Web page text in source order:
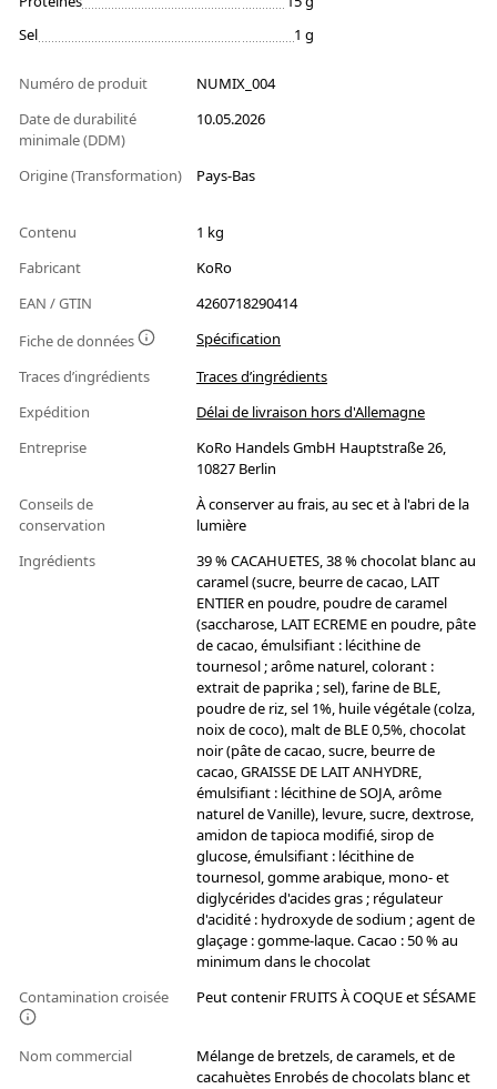
Sel
1 g
Numéro de produit
NUMIX_004
Date de durabilité
minimale (DDM)
10.05.2026
Origine (Transformation) Pays-Bas
Contenu
1 kg
Fabricant
KoRo
EAN / GTIN
4260718290414
Fiche de données
Spécification
Traces d’ingrédients
Traces d’ingrédients
Expédition
Délai de livraison hors d'Allemagne
Entreprise
KoRo Handels GmbH Hauptstraße 26,
10827 Berlin
Conseils de
conservation
À conserver au frais, au sec et à l'abri de la
lumière
Ingrédients
39 % CACAHUETES, 38 % chocolat blanc au
caramel (sucre, beurre de cacao, LAIT
ENTIER en poudre, poudre de caramel
(saccharose, LAIT ECREME en poudre, pâte
de cacao, émulsifiant : lécithine de
tournesol ; arôme naturel, colorant :
extrait de paprika ; sel), farine de BLE,
poudre de riz, sel 1%, huile végétale (colza,
noix de coco), malt de BLE 0,5%, chocolat
noir (pâte de cacao, sucre, beurre de
cacao, GRAISSE DE LAIT ANHYDRE,
émulsifiant : lécithine de SOJA, arôme
naturel de Vanille), levure, sucre, dextrose,
amidon de tapioca modifié, sirop de
glucose, émulsifiant : lécithine de
tournesol, gomme arabique, mono- et
diglycérides d'acides gras ; régulateur
d'acidité : hydroxyde de sodium ; agent de
glaçage : gomme-laque. Cacao : 50 % au
minimum dans le chocolat
Contamination croisée
Peut contenir FRUITS À COQUE et SÉSAME
Nom commercial
Mélange de bretzels, de caramels, et de
cacahuètes Enrobés de chocolats blanc et